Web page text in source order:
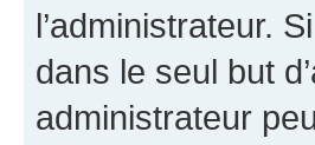
l’administrateur.
dans le seul but
administrateur